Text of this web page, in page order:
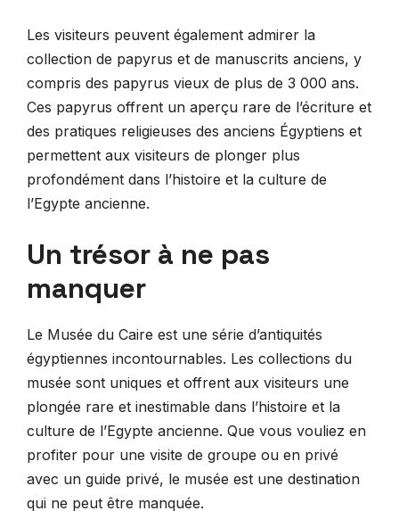
Les visiteurs peuvent également admirer la
collection de papyrus et de manuscrits anciens, y
compris des papyrus vieux de plus de 3 000 ans.
Ces papyrus offrent un aperçu rare de l’écriture et
des pratiques religieuses des anciens Égyptiens et
permettent aux visiteurs de plonger plus
profondément dans l’histoire et la culture de
l’Egypte ancienne.
Un trésor à ne pas
manquer
Le Musée du Caire est une série d’antiquités
égyptiennes incontournables. Les collections du
musée sont uniques et offrent aux visiteurs une
plongée rare et inestimable dans l’histoire et la
culture de l’Egypte ancienne. Que vous vouliez en
profiter pour une visite de groupe ou en privé
avec un guide privé, le musée est une destination
qui ne peut être manquée.